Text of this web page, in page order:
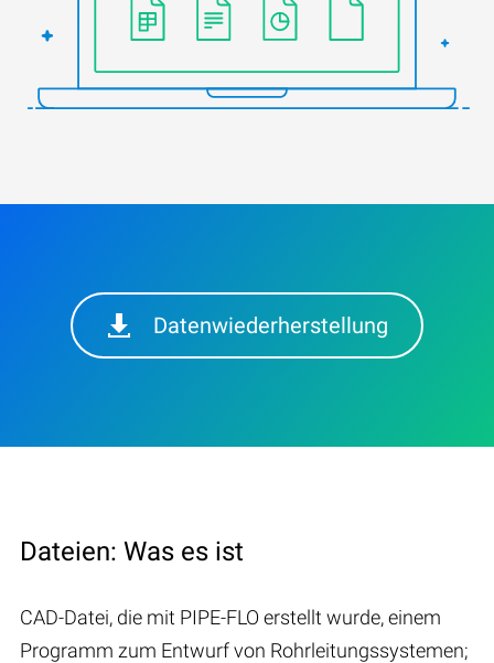
Datenwiederherstellung
Dateien: Was es ist
CAD-Datei, die mit PIPE-FLO erstellt wurde, einem
Programm zum Entwurf von Rohrleitungssystemen;